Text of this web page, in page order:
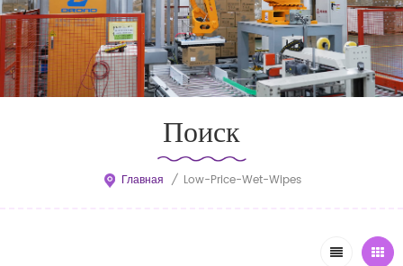
Поиск
Главная / Low-Price-Wet-Wipes